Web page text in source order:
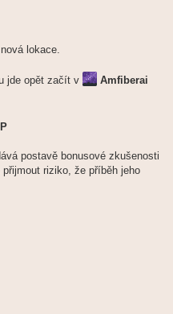
lokace.
jde opět začít v
Amfiberai
postavě bonusové zkušenosti
riziko, že příběh jeho